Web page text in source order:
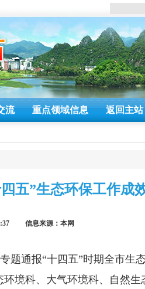
流 重点领域信息 返回主站
”生态环保工作成
信息来源：本网
通报“十四五”时期全市生
境科、大气环境科、自然